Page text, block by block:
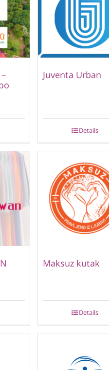
Juventa Urban
Details
Maksuz kutak
Details